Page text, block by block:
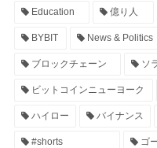
Education 億り人
BYBIT News & Politics
ブロックチェーン ソ
ビットコインニューヨーク
ハイロー バイナンス
#shorts ゴ